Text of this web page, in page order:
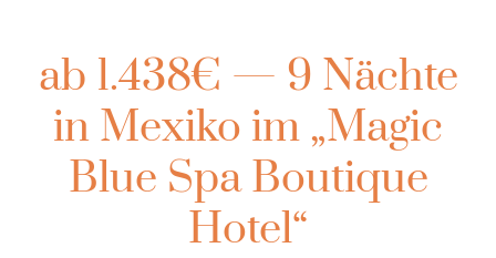
ab 1.438€ — 9 Nächte
in Mexiko im „Magic
Blue Spa Boutique
Hotel“